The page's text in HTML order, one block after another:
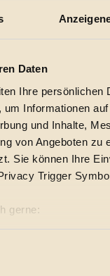
Daten
Ihre persönlichen
Informationen
und Inhalte,
von Angeboten zu
Sie können Ihre
Trigger
gerne:
Lage erfassen,
nach bestimmten